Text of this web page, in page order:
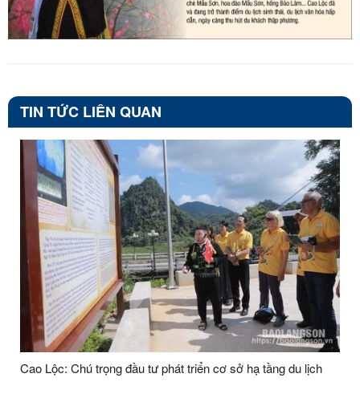
TIN TỨC LIÊN QUAN
Cao Lộc: Chú trọng đầu tư phát triển cơ sở hạ tầng du lịch